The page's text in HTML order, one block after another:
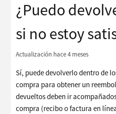
¿Puedo
si no estoy
Actualización hace 4 meses
Sí, puede devolverlo dentro de
compra para obtener un
devueltos deben ir
compra (recibo o factura en